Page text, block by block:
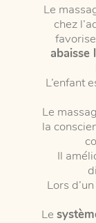
Le
chez
abaisse
L’enfant
Le
la
Il
Lors
Le